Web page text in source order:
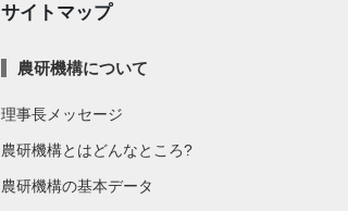
サイトマップ
農研機構について
理事長メッセージ
農研機構とはどんなところ?
農研機構の基本データ